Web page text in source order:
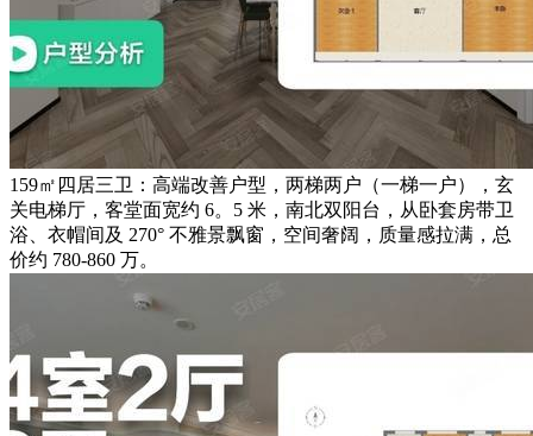
159㎡四居三卫：高端改善户型，两梯两户（一梯一户），玄
关电梯厅，客堂面宽约 6。5 米，南北双阳台，从卧套房带卫
浴、衣帽间及 270° 不雅景飘窗，空间奢阔，质量感拉满，总
价约 780-860 万。